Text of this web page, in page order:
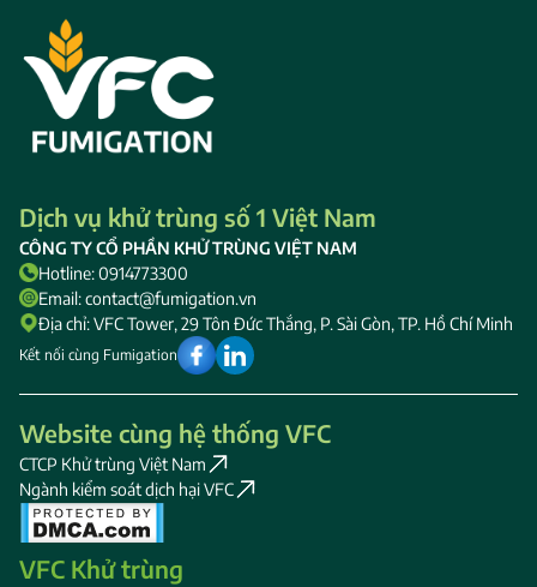
Dịch vụ khử trùng số 1 Việt Nam
CÔNG TY CỔ PHẦN KHỬ TRÙNG VIỆT NAM
Hotline: 0914773300
Email: contact@fumigation.vn
Địa chỉ: VFC Tower, 29 Tôn Đức Thắng, P. Sài Gòn, TP. Hồ Chí Minh
Kết nối cùng Fumigation
Website cùng hệ thống VFC
CTCP Khử trùng Việt Nam
Ngành kiểm soát dịch hại VFC
VFC Khử trùng